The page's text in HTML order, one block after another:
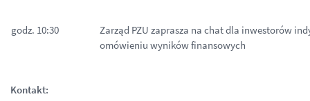
godz. 10:30
Zarząd PZU zaprasza na chat dla inwestorów
omówieniu wyników finansowych
Kontakt: